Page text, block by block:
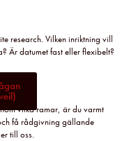
research. Vilken inriktning vill
Är datumet fast eller flexibelt?
vilka ramar, är du varmt
få rådgivning gällande
till oss.